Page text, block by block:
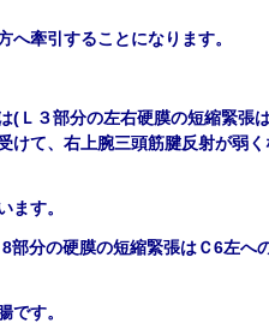
牽引することになります。
( Ｌ３部分の左右硬膜の短縮緊張
けて、右上腕三頭筋腱反射が弱く
ます。
8部分の硬膜の短縮緊張はＣ6左へ
です。